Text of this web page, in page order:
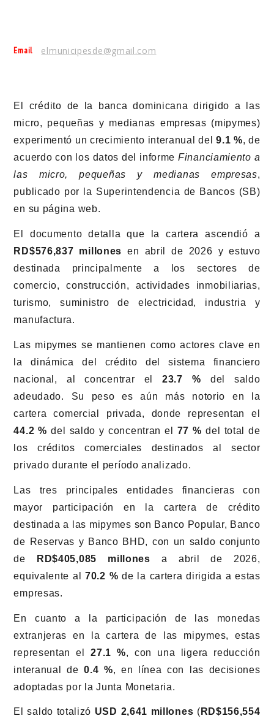
Email elmunicipesde@gmail.com
El crédito de la banca dominicana dirigido a las
micro, pequeñas y medianas empresas (mipymes)
experimentó un crecimiento interanual del9.1 %, de
acuerdo con los datos del informeFinanciamiento a
las micro, pequeñas y medianas empresas,
publicado por la Superintendencia de Bancos (SB)
en su página web.
El documento detalla que la cartera ascendió a
RD$576,837 millones en abril de 2026 y estuvo
destinada principalmente a los sectores de
comercio, construcción, actividades inmobiliarias,
turismo, suministro de electricidad, industria y
manufactura.
Las mipymes se mantienen como actores clave en
la dinámica del crédito del sistema financiero
nacional, al concentrar el23.7 % del saldo
adeudado. Su peso es aún más notorio en la
cartera comercial privada, donde representan el
44.2 % del saldo y concentran el 77 % del total de
los créditos comerciales destinados al sector
privado durante el período analizado.
Las tres principales entidades financieras con
mayor participación en la cartera de crédito
destinada a las mipymes son Banco Popular, Banco
de Reservas y Banco BHD, con un saldo conjunto
de
RD$405,085 millones a abril de 2026,
equivalente al70.2 % de la cartera dirigida a estas
empresas.
En cuanto a la participación de las monedas
extranjeras en la cartera de las mipymes, estas
representan el27.1 %, con una ligera reducción
interanual de0.4 %, en línea con las decisiones
adoptadas por la Junta Monetaria.
El saldo totalizó USD 2,641 millones ( RD$156,554